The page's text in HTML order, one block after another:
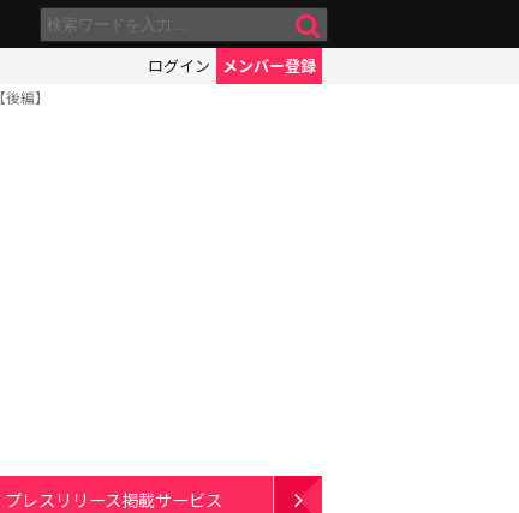
ログイン メンバー登録
編】
プレスリリース掲載サービス